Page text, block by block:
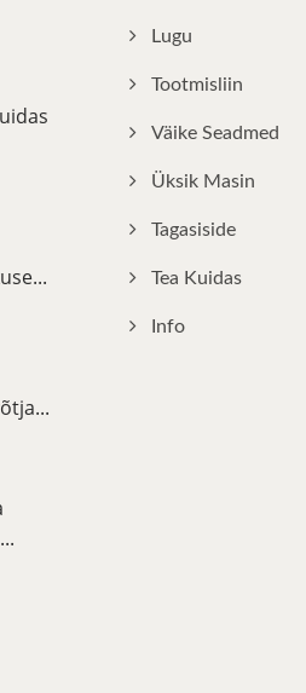
Lugu
Tootmisliin
Väike Seadmed
Üksik Masin
Tagasiside
Tea Kuidas
Info